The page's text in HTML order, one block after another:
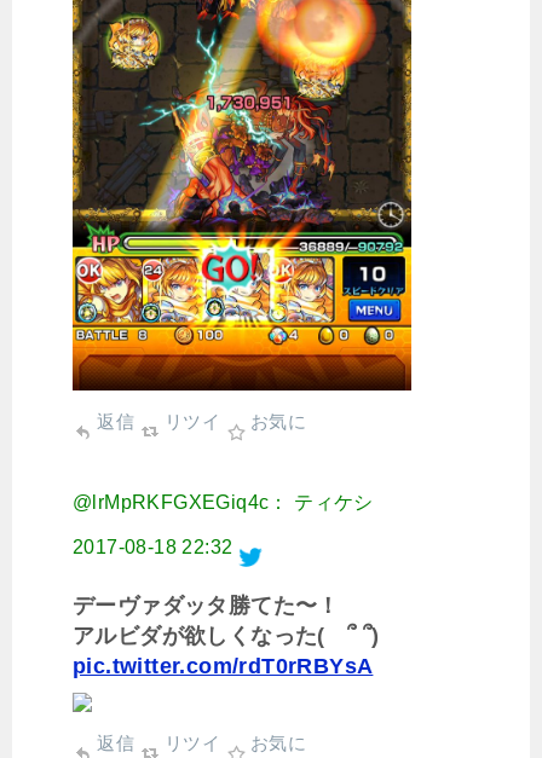
返信 リツイ お気に
@lrMpRKFGXEGiq4c： ティケシ
2017-08-18 22:32
デーヴァダッタ勝てた〜！
アルビダが欲しくなった( ՞ ՞)
pic.twitter.com/rdT0rRBYsA
返信 リツイ お気に